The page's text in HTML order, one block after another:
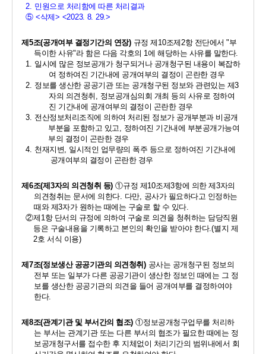
2. 민원으로 처리함에 따른 처리결과
⑤ <삭제> <2023. 8. 29.>
제 5조(공개여부 결정기간의 연장) 규정 제 10조제2항 전단에서 "부
득이한 사유"라 함은 다음 각호의 1에 해당하는 사유를 말한다.
1. 일시에 많은 정보공개가 청구되거나 공개청구된 내용이 복잡하
여 정하여진 기간내에 공개여부의 결정이 곤란한 경우
2. 정보를 생산한 공공기관 또는 공개청구된 정보와 관련있는 제3
자의 의견청취 , 정보공개심의회 개최 등의 사유로 정하여
진 기간내에 공개여부의 결정이 곤란한 경우
3. 전산정보처리조직에 의하여 처리된 정보가 공개부분과 비공개
부분을 포함하고 있고, 정하여진 기간내에 부분공개가능여
부의 결정이 곤란한 경우
4. 천재지변, 일시적인 업무량의 폭주 등으로 정하여진 기간내에
공개여부의 결정이 곤란한 경우
제 6조(제 3자의 의견청취 등) ①규정 제10조제3항에 의한 제3자의
의견청취는 문서에 의한다. 다만, 공사가 필요하다고 인정하는
때와 제3자가 원하는 때에는 구술로 할 수 있다.
②제 1항 단서의 규정에 의하여 구술로 의견을 청취하는 담당직원
등은 구술내용을 기록하고 본인의 확인을 받아야 한다.(별지 제
2호 서식 이용)
제 7조(정보생산 공공기관의 의견청취 ) 공사는 공개청구된 정보의
전부 또는 일부가 다른 공공기관이 생산한 정보인 때에는 그 정
보를 생산한 공공기관의 의견을 들어 공개여부를 결정하여야
한다.
제 8조(관계기관 및 부서간의 협조) ①정보공개청구업무를 처리하
는 부서는 관계기관 또는 다른 부서의 협조가 필요한 때에는 정
보공개청구서를 접수한 후 지체없이 처리기간의 범위내에서 회